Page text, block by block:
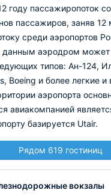
году пассажиропоток
пассажиров, заняв 12
среди аэропортов
данным аэродром может
типов: Ан-124,
Boеing и более легкие и
аэропорта
авиакомпанией
базируется Utair.
Рядом 619 гостиниц
вокзалы